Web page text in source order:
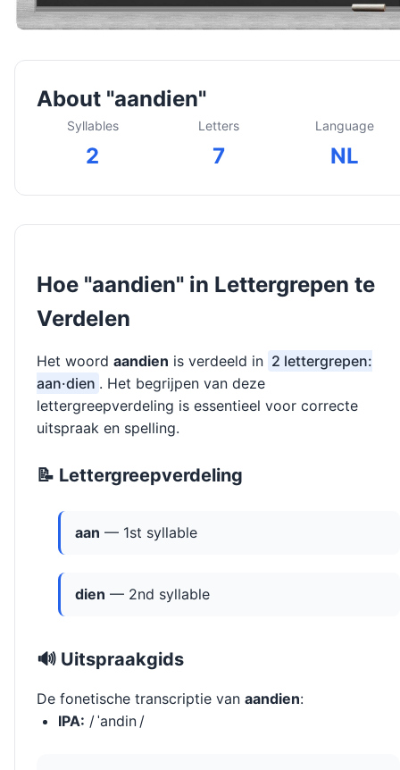
About "aandien"
Syllables
2
Letters
7
Language
NL
Hoe "aandien" in Lettergrepen te
Verdelen
Het woord aandien is verdeeld in 2 lettergrepen:
aan·dien . Het begrijpen van deze
lettergreepverdeling is essentieel voor correcte
uitspraak en spelling.
📝 Lettergreepverdeling
aan — 1st syllable
dien — 2nd syllable
🔊 Uitspraakgids
De fonetische transcriptie van aandien:
IPA: / ˈandin /